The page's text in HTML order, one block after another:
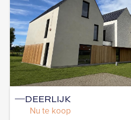
DEERLIJK
Nu te koop